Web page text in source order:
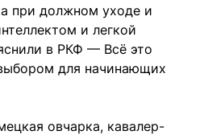
при должном уходе и
и легкой
в РКФ — Всё это
для начинающих
овчарка, кавалер-